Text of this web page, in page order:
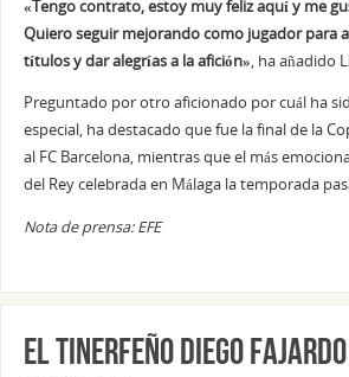
«Tengo contrato, estoy muy feliz aquí y me
Quiero seguir mejorando como jugador para
títulos y dar alegrías a la afición», ha añadido
Preguntado por otro aficionado por cuál ha
especial, ha destacado que fue la final de la
al FC Barcelona, mientras que el más
del Rey celebrada en Málaga la temporada
Nota de prensa: EFE
El tinerfeño Diego